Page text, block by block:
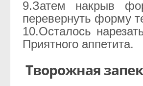
9.Затем накрыв
перевернуть форму
10.Осталось
Приятного аппетита.
Творожная